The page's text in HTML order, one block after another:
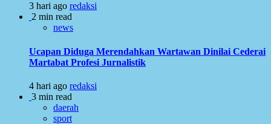
3 hari ago redaksi
2 min read
news
Ucapan Diduga Merendahkan Wartawan Dinilai Cederai
Martabat Profesi Jurnalistik
4 hari ago redaksi
3 min read
daerah
sport